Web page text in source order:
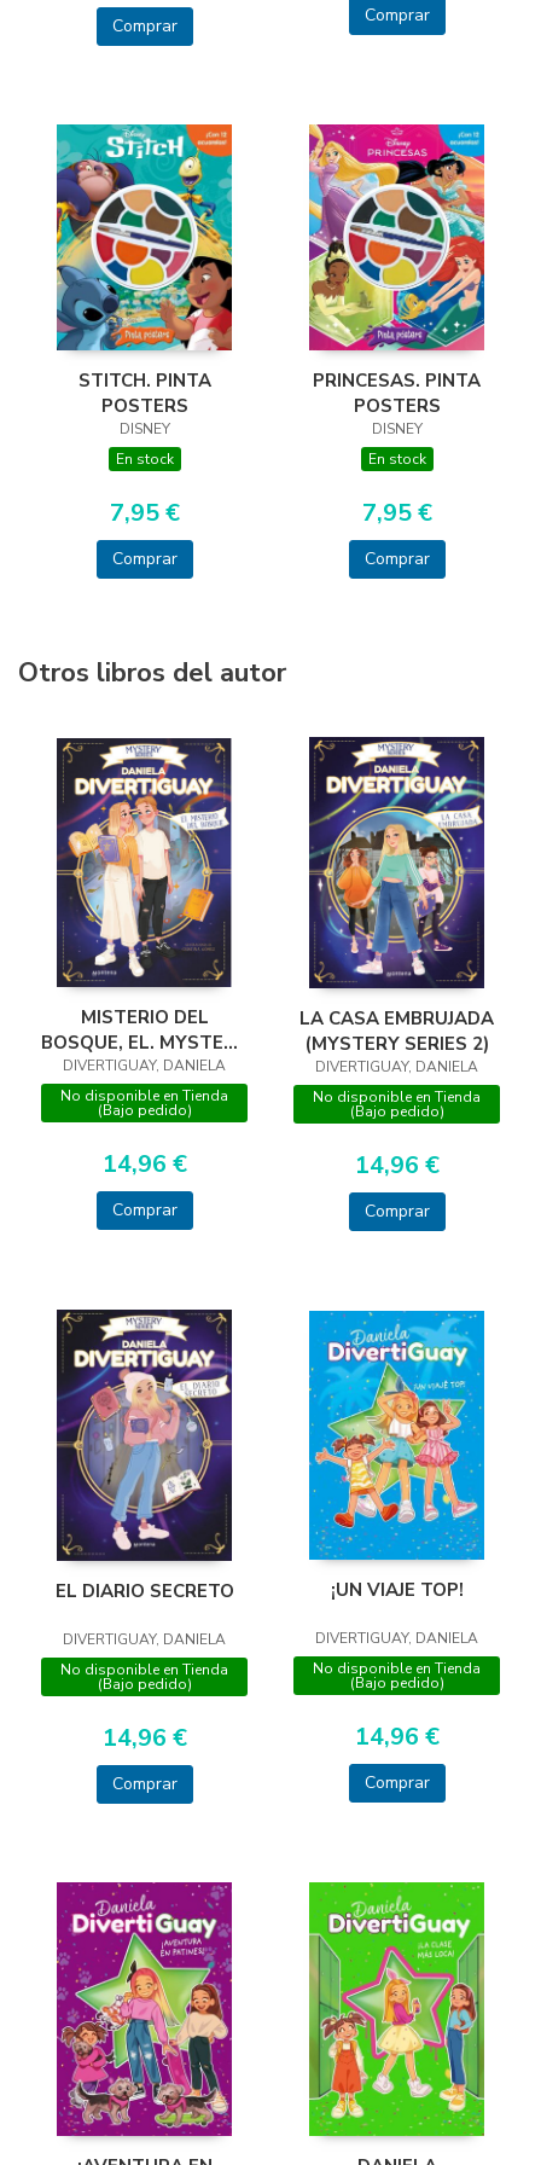
Comprar Comprar
STITCH. PINTA
POSTERS
DISNEY
En stock
7,95 €
Comprar
PRINCESAS. PINTA
POSTERS
DISNEY
En stock
7,95 €
Comprar
Otros libros del autor
MISTERIO DEL
BOSQUE, EL. MYSTERY
SERIES
DIVERTIGUAY, DANIELA
No disponible en Tienda
(Bajo pedido)
14,96 €
Comprar
LA CASA EMBRUJADA
(MYSTERY SERIES 2)
DIVERTIGUAY, DANIELA
No disponible en Tienda
(Bajo pedido)
14,96 €
Comprar
EL DIARIO SECRETO
DIVERTIGUAY, DANIELA
No disponible en Tienda
(Bajo pedido)
14,96 €
Comprar
¡UN VIAJE TOP!
DIVERTIGUAY, DANIELA
No disponible en Tienda
(Bajo pedido)
14,96 €
Comprar